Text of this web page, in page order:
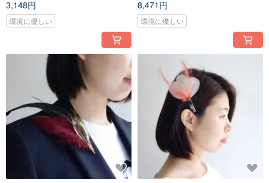
ス
3,148円
環境に優しい
8,471円
環境に優しい